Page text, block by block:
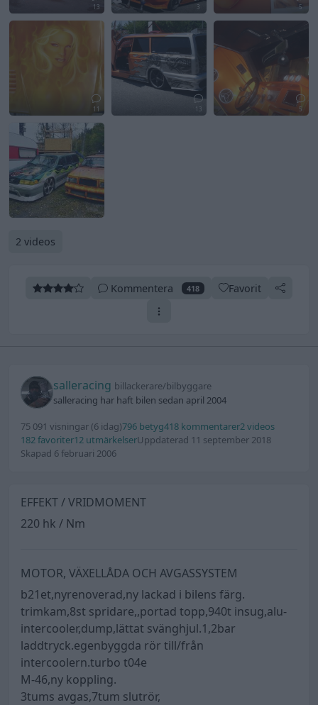
13 3 5
11 13 5
2 videos
Kommentera 418 Favorit
salleracing billackerare/bilbyggare
salleracing har haft bilen sedan april 2004
75 091 visningar (6 idag)796 betyg418 kommentarer2 videos
182 favoriter12 utmärkelserUppdaterad 11 september 2018
Skapad 6 februari 2006
EFFEKT / VRIDMOMENT
220 hk / Nm
MOTOR, VÄXELLÅDA OCH AVGASSYSTEM
b21et,nyrenoverad,ny lackad i bilens färg.
trimkam,8st spridare,,portad topp,940t insug,alu-
intercooler,dump,lättat svänghjul.1,2bar
laddtryck.egenbyggda rör till/från
intercoolern.turbo t04e
M-46,ny koppling.
3tums avgas,7tum slutrör,